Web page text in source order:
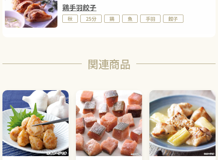
鶏手羽餃子
秋 25分 鶏 魚 手羽 餃子
関連商品